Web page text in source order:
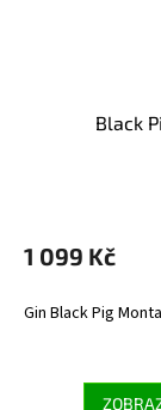
Black
1 099 Kč
Gin Black Pig